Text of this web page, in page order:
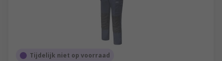
Tijdelijk niet op voorraad